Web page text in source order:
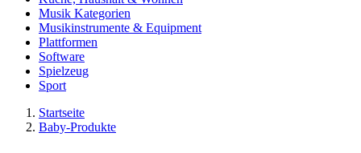
Musik Kategorien
Musikinstrumente & Equipment
Plattformen
Software
Spielzeug
Sport
Startseite
Baby-Produkte